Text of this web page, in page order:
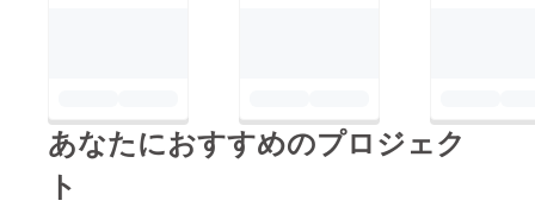
あなたにおすすめのプロジェク
ト